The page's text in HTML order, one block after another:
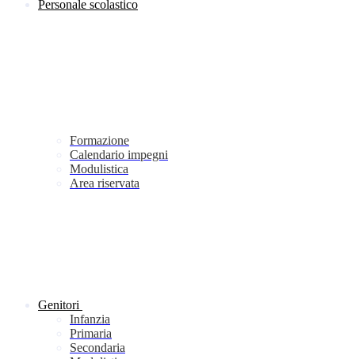
Personale scolastico
Formazione
Calendario impegni
Modulistica
Area riservata
Genitori
Infanzia
Primaria
Secondaria